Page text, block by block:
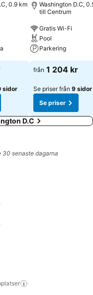
0.9 km
sidor
Washington D.C,
till Centrum
Gratis Wi-Fi
Pool
Parkering
från 1 204 kr
Se priser från 9 sidor
Se priser
D.C
30 senaste dagarna